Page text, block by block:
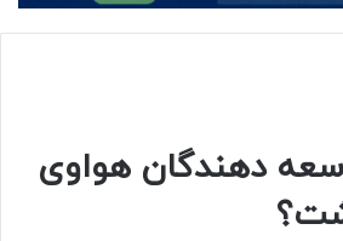
دهندگان هواوی